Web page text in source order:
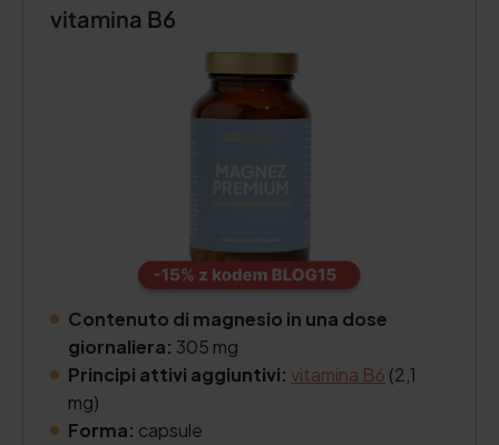
vitamina B6
Contenuto di magnesio in una dose
giornaliera: 305 mg
Principi attivi aggiuntivi: vitamina B6 (2,1
mg)
Forma: capsule